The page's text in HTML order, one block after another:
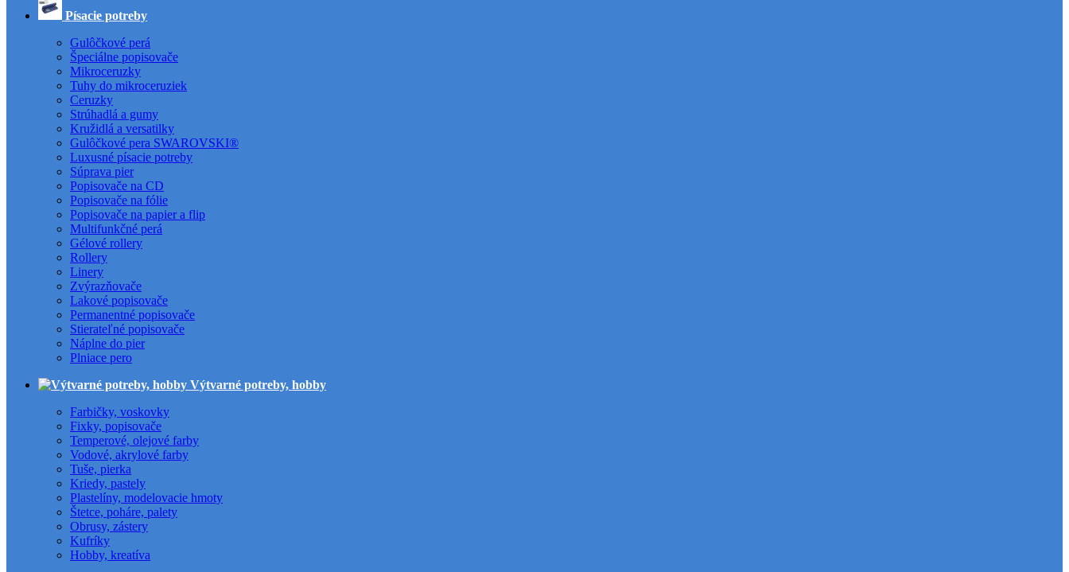
Písacie potreby
Gulôčkové perá
Špeciálne popisovače
Mikroceruzky
Tuhy do mikroceruziek
Ceruzky
Strúhadlá a gumy
Kružidlá a versatilky
Gulôčkové pera SWAROVSKI®
Luxusné písacie potreby
Súprava pier
Popisovače na CD
Popisovače na fólie
Popisovače na papier a flip
Multifunkčné perá
Gélové rollery
Rollery
Linery
Zvýrazňovače
Lakové popisovače
Permanentné popisovače
Stierateľné popisovače
Náplne do pier
Plniace pero
Výtvarné potreby, hobby
Farbičky, voskovky
Fixky, popisovače
Temperové, olejové farby
Vodové, akrylové farby
Tuše, pierka
Kriedy, pastely
Plastelíny, modelovacie hmoty
Štetce, poháre, palety
Obrusy, zástery
Kufríky
Hobby, kreatíva